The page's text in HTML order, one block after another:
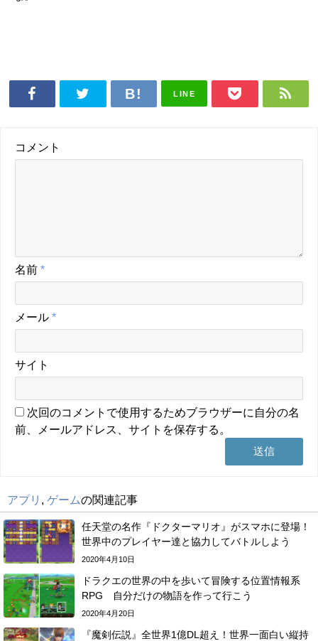
LINE
コメント
名前 *
メール *
サイト
次回のコメントで使用するためブラウザーに自分の名
前、メールアドレス、サイトを保存する。
アプリ ゲームの関連記事
任天堂の名作『ドクターマリオ』がスマホに登場！
世界中のプレイヤー達と協力してバトルしよう
2020年4月10日
ドラクエの世界の中を歩いて冒険する位置情報系
RPG 自分だけの物語を作って行こう
2020年4月20日
『魔剣伝説』全世界1億DL超え！世界一面白い縦持